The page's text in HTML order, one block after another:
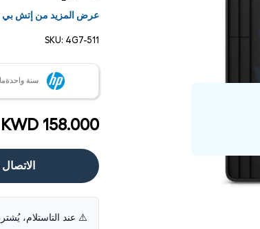
عرض المزيد من إتش بي
SKU: 4G7-511
سنة
KWD 158.000
الاتصال
⚠️ عند التاستلام،